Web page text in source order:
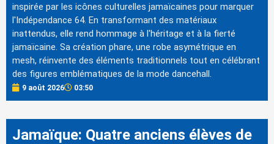
inspirée par les icônes culturelles jamaïcaines pour marquer
l'Indépendance 64. En transformant des matériaux
inattendus, elle rend hommage à l'héritage et à la fierté
jamaïcaine. Sa création phare, une robe asymétrique en
mesh, réinvente des éléments traditionnels tout en célébrant
des figures emblématiques de la mode dancehall.
9 août 2026 03:50
Jamaïque: Quatre anciens élèves de